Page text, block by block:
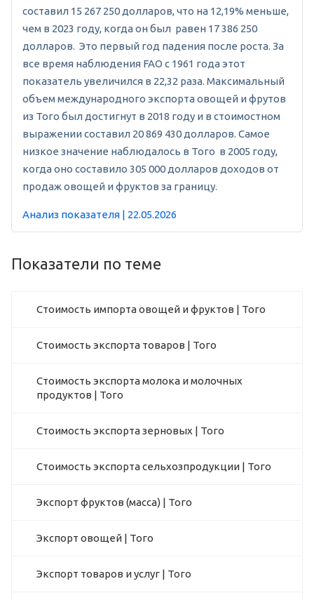
составил 15 267 250 долларов, что на 12,19% меньше,
чем в 2023 году, когда он был равен 17 386 250
долларов. Это первый год падения после роста. За
все время наблюдения FAO с 1961 года этот
показатель увеличился в 22,32 раза. Максимальный
объем международного экспорта овощей и фрутов
из Того был достигнут в 2018 году и в стоимостном
выражении составил 20 869 430 долларов. Самое
низкое значение наблюдалось в Того в 2005 году,
когда оно составило 305 000 долларов доходов от
продаж овощей и фруктов за границу.
Анализ показателя | 22.05.2026
Показатели по теме
Стоимость импорта овощей и фруктов | Того
Стоимость экспорта товаров | Того
Стоимость экспорта молока и молочных
продуктов | Того
Стоимость экспорта зерновых | Того
Стоимость экспорта сельхозпродукции | Того
Экспорт фруктов (масса) | Того
Экспорт овощей | Того
Экспорт товаров и услуг | Того